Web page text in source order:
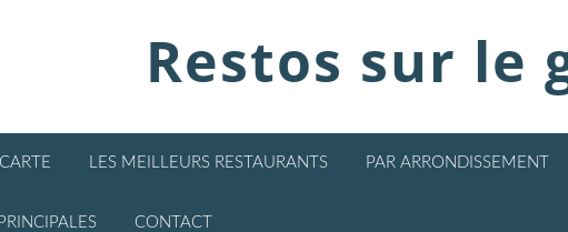
Restos sur le
CARTE LES MEILLEURS RESTAURANTS PAR ARRONDISSEMENT
CONTACT